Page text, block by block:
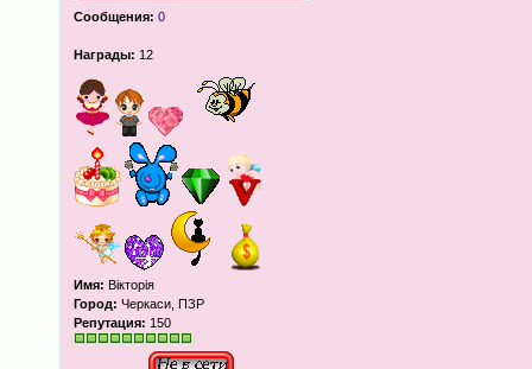
Сообщения: 0
Награды: 12
Имя: Вікторія
Город: Черкаси, ПЗР
Репутация: 150